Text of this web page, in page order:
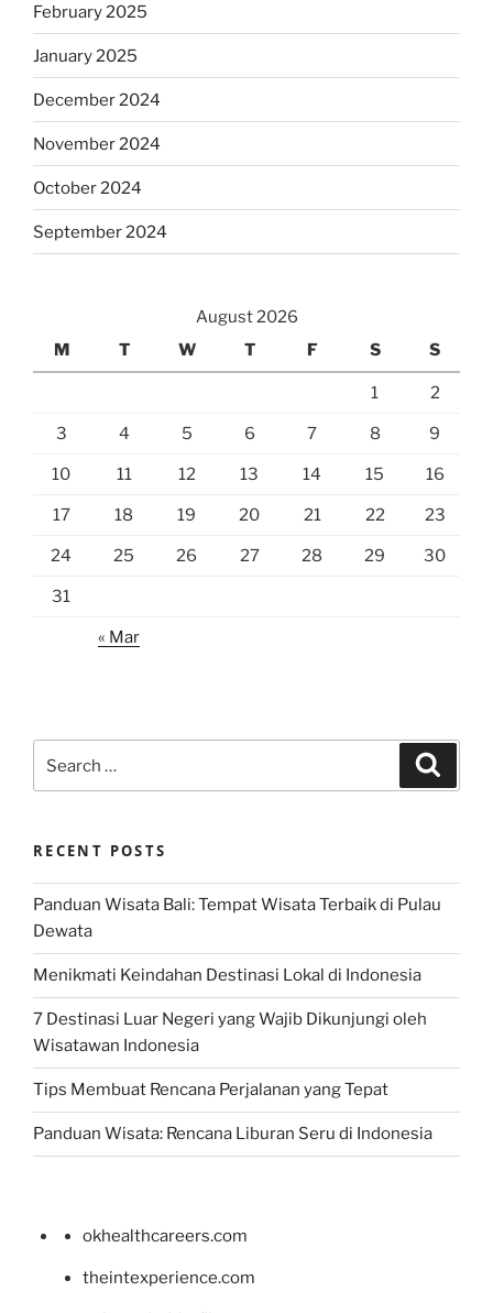
February 2025
January 2025
December 2024
November 2024
October 2024
September 2024
August 2026
M
T W T F S S
1 2
3 4 5 6 7 8 9
10 11 12 13 14 15 16
17 18 19 20 21 22 23
24 25 26 27 28 29 30
31
« Mar
for:
RECENT POSTS
Panduan Wisata Bali: Tempat Wisata Terbaik di Pulau
Dewata
Menikmati Keindahan Destinasi Lokal di Indonesia
7 Destinasi Luar Negeri yang Wajib Dikunjungi oleh
Wisatawan Indonesia
Tips Membuat Rencana Perjalanan yang Tepat
Panduan Wisata: Rencana Liburan Seru di Indonesia
okhealthcareers.com
theintexperience.com